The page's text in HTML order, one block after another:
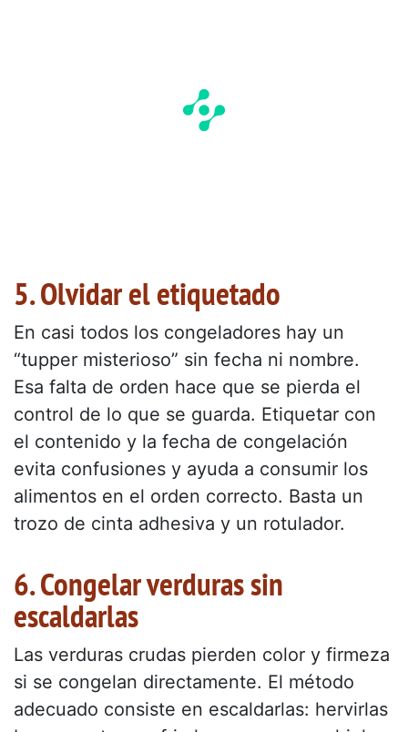
5. Olvidar el etiquetado
En casi todos los congeladores hay un
“tupper misterioso” sin fecha ni nombre.
Esa falta de orden hace que se pierda el
control de lo que se guarda. Etiquetar con
el contenido y la fecha de congelación
evita confusiones y ayuda a consumir los
alimentos en el orden correcto. Basta un
trozo de cinta adhesiva y un rotulador.
6. Congelar verduras sin
escaldarlas
Las verduras crudas pierden color y firmeza
si se congelan directamente. El método
adecuado consiste en escaldarlas: hervirlas